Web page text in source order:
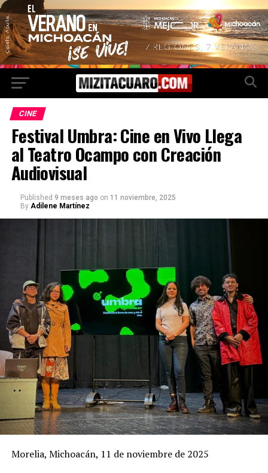
CINE
Festival Umbra: Cine en Vivo Llega
al Teatro Ocampo con Creación
Audiovisual
Published 9 meses ago on 11 noviembre, 2025
By Adilene Martínez
Morelia, Michoacán, 11 de noviembre de 2025